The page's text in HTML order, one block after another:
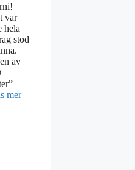
var
hela
stod
av
mer